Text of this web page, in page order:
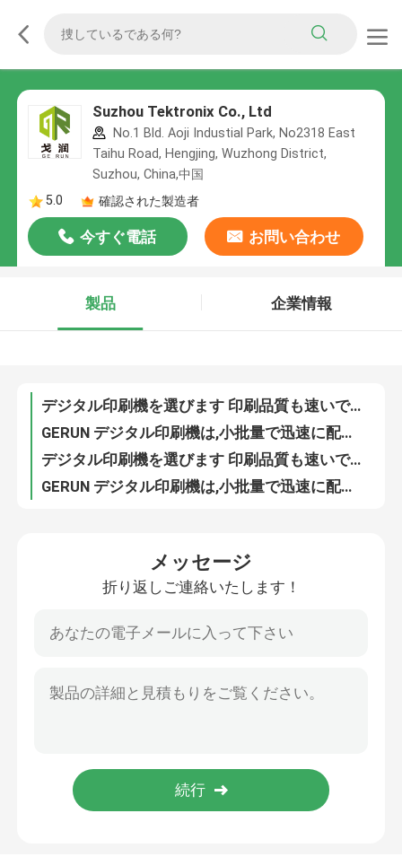
Suzhou Tektronix Co., Ltd
No.1 Bld. Aoji Industial Park, No2318 East
Taihu Road, Hengjing, Wuzhong District,
Suzhou, China,中国
5.0
確認された製造者
今すぐ電話 お問い合わせ
製品 企業情報
デジタル印刷機を選びます 印刷品質も速いです もちろんゲリウムも
GERUN デジタル印刷機は,小批量で迅速に配信し,個別化されたカスタマイズされたパッケージング印刷をサポートします
デジタル印刷機を選びます 印刷品質も速いです もちろんゲリウムも
GERUN デジタル印刷機は,小批量で迅速に配信し,個別化されたカスタマイズされたパッケージング印刷をサポートします
メッセージ
折り返しご連絡いたします！